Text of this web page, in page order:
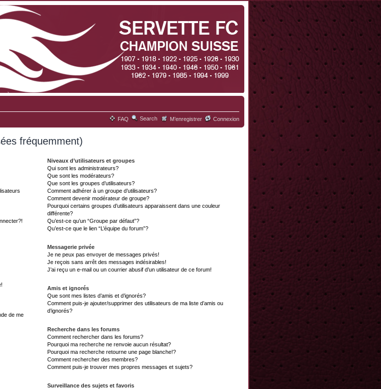
FAQ Search M’enregistrer Connexion
fréquemment)
de me
Niveaux d’utilisateurs et groupes
Qui sont les administrateurs?
Que sont les modérateurs?
Que sont les groupes d’utilisateurs?
Comment adhérer à un groupe d’utilisateurs?
Comment devenir modérateur de groupe?
Pourquoi certains groupes d’utilisateurs apparaissent dans une couleur
différente?
Qu’est-ce qu’un “Groupe par défaut”?
Qu’est-ce que le lien “L’équipe du forum”?
Messagerie privée
Je ne peux pas envoyer de messages privés!
Je reçois sans arrêt des messages indésirables!
J’ai reçu un e-mail ou un courrier abusif d’un utilisateur de ce forum!
Amis et ignorés
Que sont mes listes d’amis et d’ignorés?
Comment puis-je ajouter/supprimer des utilisateurs de ma liste d’amis ou
d’ignorés?
Recherche dans les forums
Comment rechercher dans les forums?
Pourquoi ma recherche ne renvoie aucun résultat?
Pourquoi ma recherche retourne une page blanche!?
Comment rechercher des membres?
Comment puis-je trouver mes propres messages et sujets?
Surveillance des sujets et favoris